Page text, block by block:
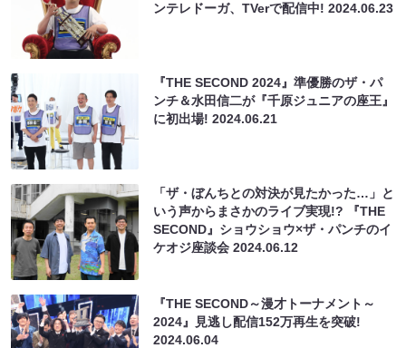
ンテレドーガ、TVerで配信中!2024.06.23
『THE SECOND 2024』準優勝のザ・パ
ンチ＆水田信二が『千原ジュニアの座王』
に初出場!2024.06.21
「ザ・ぼんちとの対決が見たかった…」と
いう声からまさかのライブ実現!? 『THE
SECOND』ショウショウ×ザ・パンチのイ
ケオジ座談会2024.06.12
『THE SECOND～漫才トーナメント～
2024』見逃し配信152万再生を突破!
2024.06.04